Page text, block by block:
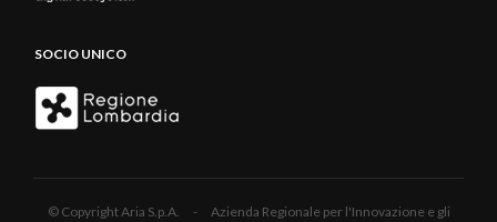
SOCIO UNICO
© Copyright Aria S.p.A. - Azienda Regionale per l'Innovazione e gli